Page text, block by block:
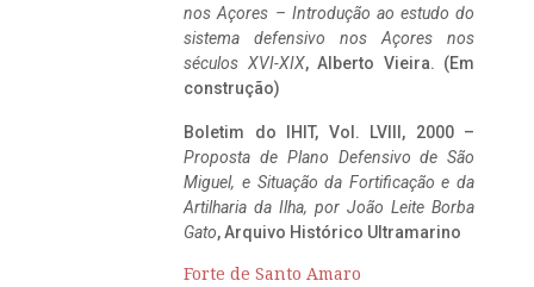
nos Açores – Introdução ao estudo do
sistema defensivo nos Açores nos
séculos XVI-XIX, Alberto Vieira. (Em
construção)
Boletim do IHIT, Vol. LVIII, 2000 –
Proposta de Plano Defensivo de São
Miguel, e Situação da Fortificação e da
Artilharia da Ilha, por João Leite Borba
Gato, Arquivo Histórico Ultramarino
Forte de Santo Amaro